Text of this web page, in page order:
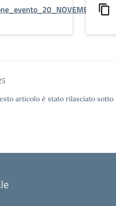
articolo è stato rilasciato